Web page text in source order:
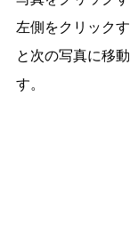
左側をクリック
と次の写真に移
す。